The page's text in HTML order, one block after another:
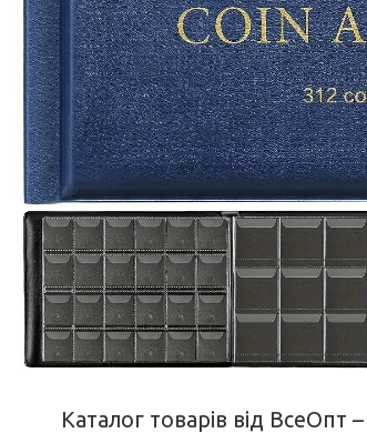
Каталог товарів від